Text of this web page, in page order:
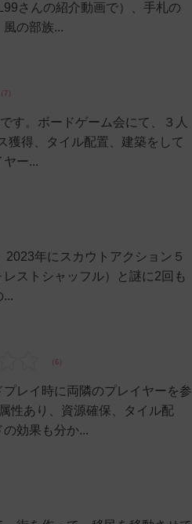
さんの紹介動画で）、手札の
の部族...
す。ボードゲーム会にて、３人
獲得、タイル配置、建築をして
ー...
年にスカウトアクション５
ストシャッフル）と謎に2回も
...
レイ時に両隣のプレイヤーを参
性あり、資源確保、タイル配
効果も分か...